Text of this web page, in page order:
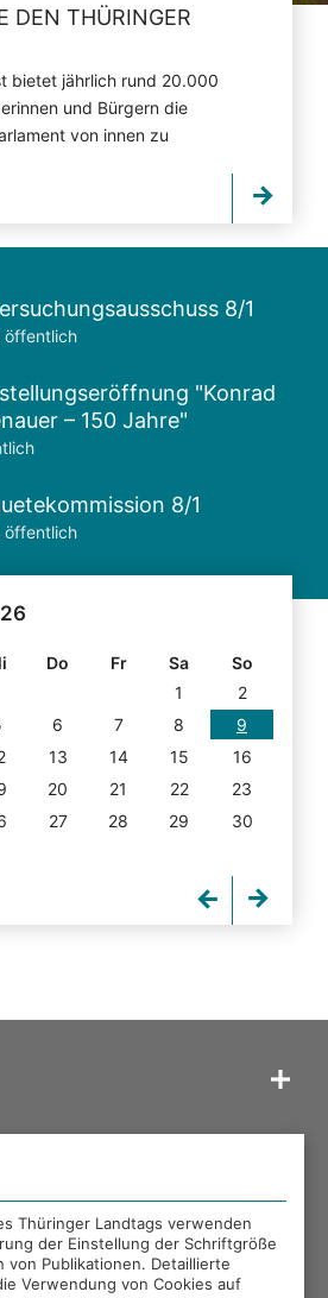
DEN THÜRINGER
bietet jährlich rund 20.000
und Bürgern die
von innen zu
8/1
öffentlich
"Konrad
– 150 Jahre"
8/1
öffentlich
Do Fr Sa
So
1
2
6 7 8
9
13 14 15
16
20 21 22
23
27 28 29
30
LANDTAGS
Thüringer Landtags verwenden
der Einstellung der Schriftgröße
von Publikationen. Detaillierte
Verwendung von Cookies auf